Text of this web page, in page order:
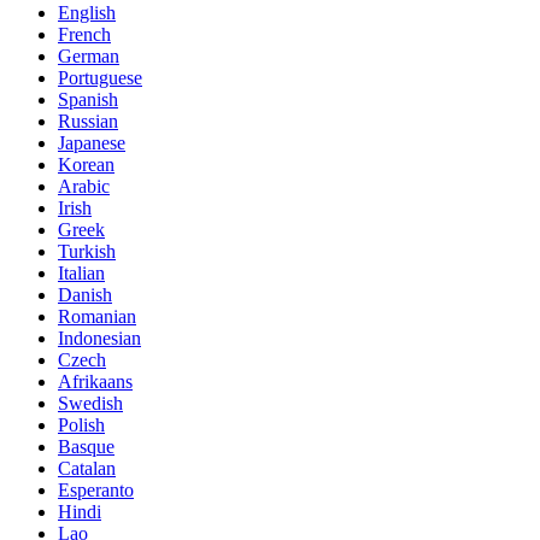
English
French
German
Portuguese
Spanish
Russian
Japanese
Korean
Arabic
Irish
Greek
Turkish
Italian
Danish
Romanian
Indonesian
Czech
Afrikaans
Swedish
Polish
Basque
Catalan
Esperanto
Hindi
Lao